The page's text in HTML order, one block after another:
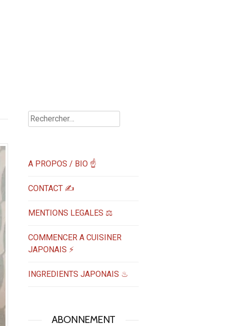
Rechercher :
A PROPOS / BIO ☝
CONTACT ✍️
MENTIONS LEGALES ⚖️
COMMENCER A CUISINER
JAPONAIS ⚡
INGREDIENTS JAPONAIS ♨
ABONNEMENT